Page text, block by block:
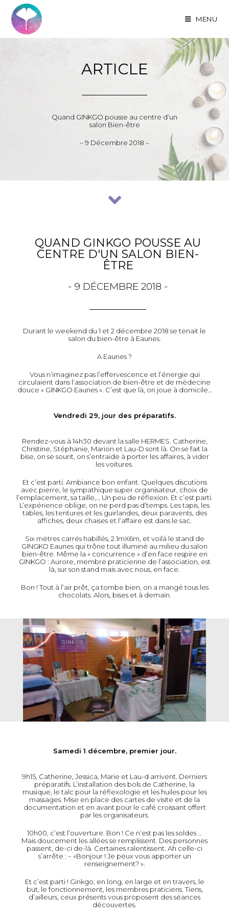
MENU
ARTICLE
Quand GINKGO pousse au centre d’un
salon Bien-être
– 9 Décembre 2018 –
QUAND GINKGO POUSSE AU
CENTRE D'UN SALON BIEN-
ÊTRE
- 9 DÉCEMBRE 2018 -
Durant le weekend du 1 et 2 décembre 2018 se tenait le
salon du bien-être à Eaunes.
A Eaunes ?
Vous n’imaginez pas l’effervescence et l’énergie qui
circulaient dans l’association de bien-être et de médecine
douce « GINKGO Eaunes ». C’est que là, on joue à domicile…
Vendredi 29, jour des préparatifs.
Rendez-vous à 14h30 devant la salle HERMES. Catherine,
Christine, Stéphanie, Marion et Lau-D sont là. On se fait la
bise, on se sourit, on s’entraide à porter les affaires, à vider
les voitures.
Et c’est parti. Ambiance bon enfant. Quelques discutions
avec pierre, le sympathique super organisateur, choix de
l’emplacement, sa taille,… Un peu de réflexion. Et c’est parti.
L’expérience oblige, on ne perd pas d’temps. Les tapis, les
tables, les tentures et les guirlandes, deux paravents, des
affiches, deux chaises et l’affaire est dans le sac.
Six mètres carrés habillés, 2.1mX6m, et voilà le stand de
GINGKO Eaunes qui trône tout illuminé au milieu du salon
bien-être. Même la « concurrence » d’en face respire en
GINKGO : Aurore, membre praticienne de l’association, est
là, sur son stand mais avec nous, en face.
Bon ! Tout à l’air prêt, ça tombe bien, on a mangé tous les
chocolats. Alors, bises et à demain.
Samedi 1 décembre, premier jour.
9h15, Catherine, Jessica, Marie et Lau-d arrivent. Derniers
préparatifs. L’installation des bols de Catherine, la
musique, le talc pour la réflexologie et les huiles pour les
massages. Mise en place des cartes de visite et de la
documentation et en avant pour le café croissant offert
par les organisateurs.
10h00, c’est l’ouverture. Bon ! Ce n’est pas les soldes …
Mais doucement les allées se remplissent. Des personnes
passent, de-ci de-là. Certaines ralentissent. Ah celle-ci
s’arrête : – «Bonjour ! Je peux vous apporter un
renseignement? ».
Et c’est parti ! Ginkgo, en long, en large et en travers, le
but, le fonctionnement, les membres praticiens. Tiens,
d’ailleurs, ceux présents vous proposent des séances
découvertes.